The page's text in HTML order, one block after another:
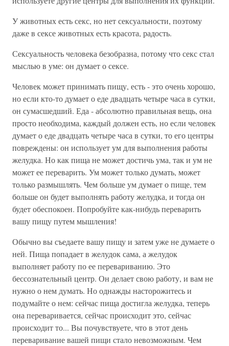
У животных есть секс, но нет сексуальности, поэтому
даже в сексе животных есть красота, радость.
Сексуальность человека безобразна, потому что секс стал
мыслью в уме: он думает о сексе.
Человек может принимать пищу, есть - это очень хорошо,
но если кто-то думает о еде двадцать четыре часа в сутки,
он сумасшедший. Еда - абсолютно правильная вещь, она
просто необходима, каждый должен есть, но если человек
думает о еде двадцать четыре часа в сутки, то его центры
повреждены: он использует ум для выполнения работы
желудка. Но как пища не может достичь ума, так и ум не
может ее переварить. Ум может только думать, может
только размышлять. Чем больше ум думает о пище, тем
больше он будет выполнять работу желудка, и тогда он
будет обеспокоен. Попробуйте как-нибудь переварить
вашу пищу путем мышления!
Обычно вы съедаете вашу пищу и затем уже не думаете о
ней. Пища попадает в желудок сама, а желудок
выполняет работу по ее перевариванию. Это
бессознательный центр. Он делает свою работу, и вам не
нужно о нем думать. Но однажды насторожитесь и
подумайте о нем: сейчас пища достигла желудка, теперь
она переваривается, сейчас происходит это, сейчас
происходит то... Вы почувствуете, что в этот день
переваривание вашей пищи стало невозможным. Чем